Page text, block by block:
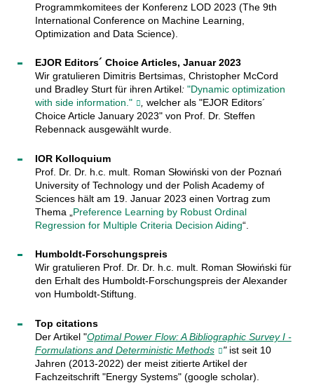
Programmkomitees der Konferenz LOD 2023 (The 9th
International Conference on Machine Learning,
Optimization and Data Science).
EJOR Editors´ Choice Articles, Januar 2023
Wir gratulieren Dimitris Bertsimas, Christopher McCord
und Bradley Sturt für ihren Artikel: "Dynamic optimization
with side information."
, welcher als "EJOR Editors´
Choice Article January 2023" von Prof. Dr. Steffen
Rebennack ausgewählt wurde.
IOR Kolloquium
Prof. Dr. Dr. h.c. mult. Roman Słowiński von der Poznań
University of Technology und der Polish Academy of
Sciences hält am 19. Januar 2023 einen Vortrag zum
Thema „ Preference Learning by Robust Ordinal
Regression for Multiple Criteria Decision Aiding“.
Humboldt-Forschungspreis
Wir gratulieren Prof. Dr. Dr. h.c. mult. Roman Słowiński für
den Erhalt des Humboldt-Forschungspreis der Alexander
von Humboldt-Stiftung.
Top citations
Der Artikel "Optimal Power Flow: A Bibliographic Survey I -
Formulations and Deterministic Methods
" ist seit 10
Jahren (2013-2022) der meist zitierte Artikel der
Fachzeitschrift "Energy Systems" (google scholar).